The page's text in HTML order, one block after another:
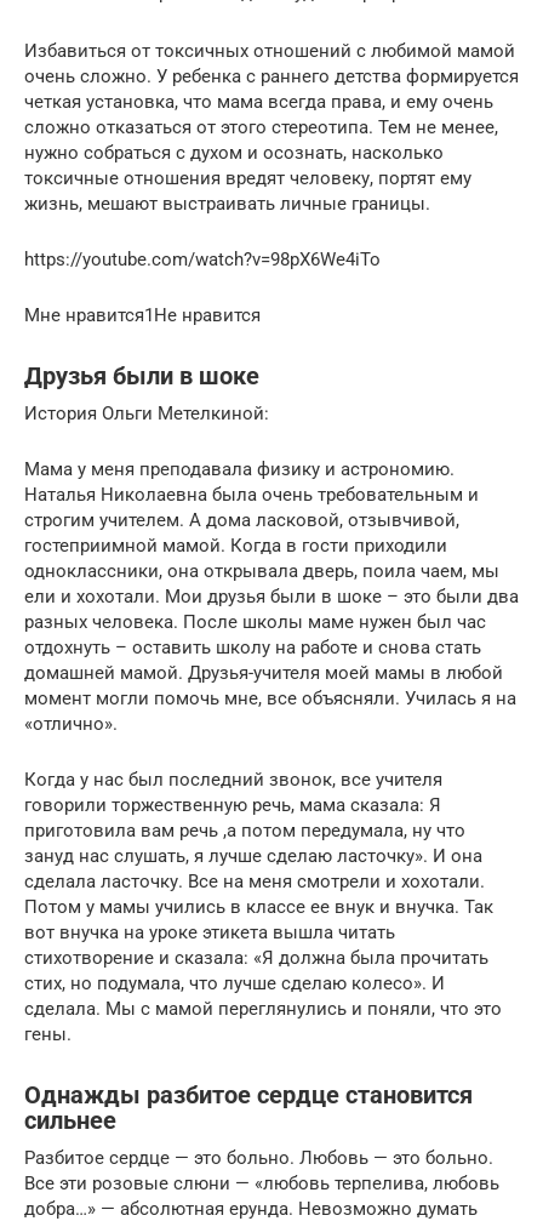
Избавиться от токсичных отношений с любимой мамой
очень сложно. У ребенка с раннего детства формируется
четкая установка, что мама всегда права, и ему очень
сложно отказаться от этого стереотипа. Тем не менее,
нужно собраться с духом и осознать, насколько
токсичные отношения вредят человеку, портят ему
жизнь, мешают выстраивать личные границы.
https://youtube.com/watch?v=98pX6We4iTo
Мне нравится1Не нравится
Друзья были в шоке
История Ольги Метелкиной:
Мама у меня преподавала физику и астрономию.
Наталья Николаевна была очень требовательным и
строгим учителем. А дома ласковой, отзывчивой,
гостеприимной мамой. Когда в гости приходили
одноклассники, она открывала дверь, поила чаем, мы
ели и хохотали. Мои друзья были в шоке – это были два
разных человека. После школы маме нужен был час
отдохнуть – оставить школу на работе и снова стать
домашней мамой. Друзья-учителя моей мамы в любой
момент могли помочь мне, все объясняли. Училась я на
«отлично».
Когда у нас был последний звонок, все учителя
говорили торжественную речь, мама сказала: Я
приготовила вам речь ,а потом передумала, ну что
зануд нас слушать, я лучше сделаю ласточку». И она
сделала ласточку. Все на меня смотрели и хохотали.
Потом у мамы учились в классе ее внук и внучка. Так
вот внучка на уроке этикета вышла читать
стихотворение и сказала: «Я должна была прочитать
стих, но подумала, что лучше сделаю колесо». И
сделала. Мы с мамой переглянулись и поняли, что это
гены.
Однажды разбитое сердце становится
сильнее
Разбитое сердце — это больно. Любовь — это больно.
Все эти розовые слюни — «любовь терпелива, любовь
добра…» — абсолютная ерунда. Невозможно думать